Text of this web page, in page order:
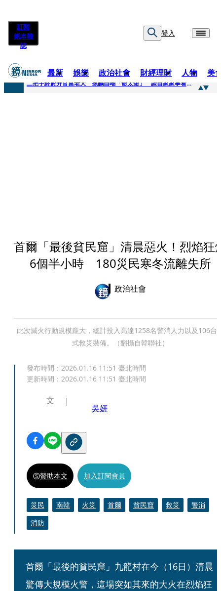
訂閱
紙本雜
誌
登入
最新 娛樂 政治社會 財經理財 人物 美
快訊
二把手終於升官當老大 孫鵬自嘲「命太短」 談自家家事看超開：誰家鍋底沒灰塵
首爾「最後貧民窟」清晨惡火！烈焰狂
6個半小時 180災民寒冬流離失所
政治社會
此次滅火行動規模龐大，總計投入高達1258名警消人力以及106台
式救災裝備。（翻攝自韓聯社）
發布時間： 2026.01.16 11:51 臺北時間
更新時間： 2026.01.16 11:51 臺北時間
文
吳妍
贊助本文 加入訂閱會員
災民 南韓 火災 首爾 貧民窟 救災
警消
消防
首爾「最後的貧民窟」九龍村在今（16日）清晨
驚傳大規模火警，這場突如其來的大火在烈焰狂